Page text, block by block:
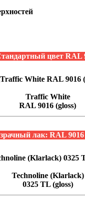
цвет RAL
Traffic White
RAL 9016 (gloss)
лак: RAL 9016
Technoline (Klarlack)
0325 TL (gloss)